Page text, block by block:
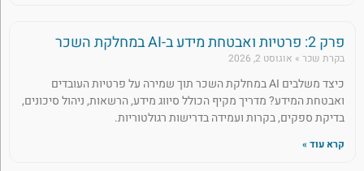
פרק 2: פרטיות ואבטחת מידע ב-AI במחלקת השכר
בקרת שכר אוגוסט 2, 2026
כיצד משלבים AI במחלקת השכר תוך שמירה על פרטיות העובדים
ואבטחת המידע? מדריך מקיף הכולל סיווג מידע, הרשאות, ניהול סיכונים,
בדיקת ספקים, בקרות ועמידה בדרישות רגולטוריות.
קרא עוד »